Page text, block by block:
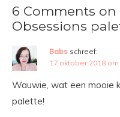
6 Comments
Obsessions
Babs schreef:
17 oktober 2018 om
Wauwie, wat een mooie
palette!